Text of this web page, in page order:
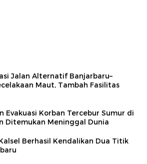
Jalan Alternatif Banjarbaru–
Maut, Tambah Fasilitas
Evakuasi Korban Tercebur Sumur di
Ditemukan Meninggal Dunia
Berhasil Kendalikan Dua Titik